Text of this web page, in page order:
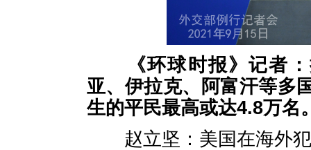
《环球时报》记者
亚、伊拉克、阿富汗等多
生的平民最高或达4.8万名
赵立坚：美国在海外犯